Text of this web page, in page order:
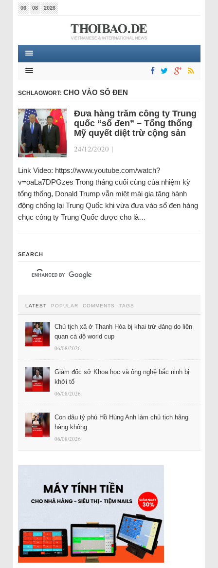
06 08 2026
SCHLAGWORT: CHO VÀO SỔ ĐEN
Đưa hàng trăm công ty Trung
quốc “sổ đen” – Tổng thống
Mỹ quyết diệt trừ cộng sản
24/12/2020 |
Link Video: https://www.youtube.com/watch?
v=oaLa7DPGzes Trong tháng cuối cùng của nhiệm kỳ
tổng thống, Donald Trump vẫn miệt mài gia tăng hành
động chống lại Trung Quốc khi vừa đưa vào sổ đen hàng
chục công ty Trung Quốc được cho là…
SEARCH
LATEST POPULAR COMMENTS TAGS
Chủ tịch xã ở Thanh Hóa bị khai trừ đảng do liên
quan cá độ world cup
06/08/2026
Giám đốc sở Khoa học và ông nghệ bắc ninh bị
khởi tố
06/08/2026
Con dâu tỷ phú Hồ Hùng Anh làm chủ tịch hãng
hàng không
06/08/2026